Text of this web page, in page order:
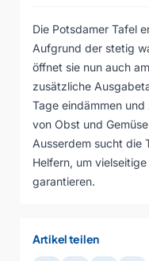
Die Potsdamer Tafel
Aufgrund der stetig
öffnet sie nun auch
zusätzliche
Tage eindämmen
von Obst und
Ausserdem sucht die
Helfern, um
garantieren.
Artikel teilen